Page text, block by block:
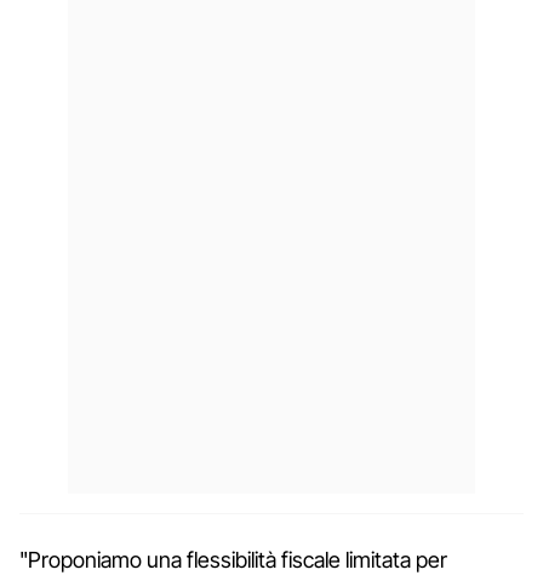
"Proponiamo una flessibilità fiscale limitata per